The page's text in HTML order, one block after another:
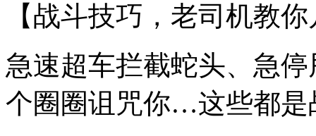
【战斗技巧，老司机教
急速超车拦截蛇头、急
个圈圈诅咒你…这些都是